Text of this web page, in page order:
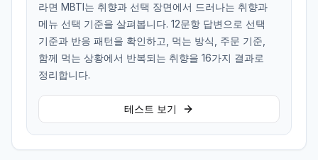
라면 MBTI는 취향과 선택 장면에서 드러나는 취향과
메뉴 선택 기준을 살펴봅니다. 12문항 답변으로 선택
기준과 반응 패턴을 확인하고, 먹는 방식, 주문 기준,
함께 먹는 상황에서 반복되는 취향을 16가지 결과로
정리합니다.
테스트 보기